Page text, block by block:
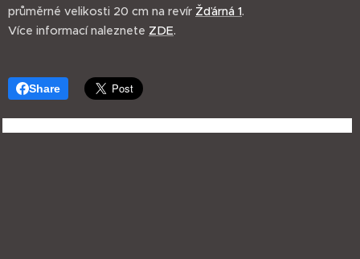
průměrné velikosti 20 cm na revír Žďárná 1.
Více informací naleznete ZDE.
Share